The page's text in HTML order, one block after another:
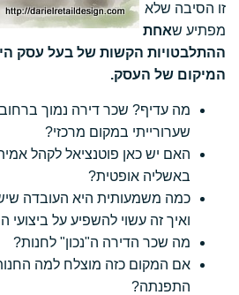
זו הסיבה שלא
מפתיע שאחת
ההתלבטויות הקשות של בעל עסק
המיקום של העסק.
מה עדיף? שכר דירה נמוך
שערורייתי במקום מרכזי?
האם יש כאן פוטנציאל לקהל
באשליה אופטית?
כמה משמעותית היא העובדה
ואיך זה עשוי להשפיע על ביצועי
מה שכר הדירה ה"נכון" לחנות?
אם המקום כזה מוצלח למה
התפנתה?